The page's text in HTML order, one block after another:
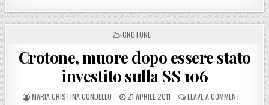
POSTED IN
CROTONE
Crotone, muore dopo essere stato
investito sulla SS 106
POSTED BY
MARIA CRISTINA CONDELLO POSTED ON
21 APRILE 2011 LEAVE A COMMENT ON